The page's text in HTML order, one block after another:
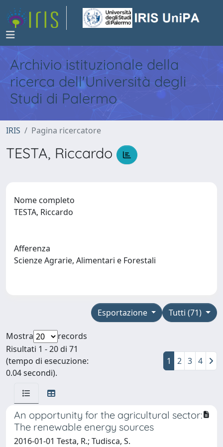
Archivio istituzionale della
ricerca dell'Università degli
Studi di Palermo
IRIS Pagina ricercatore
TESTA, Riccardo
Nome completo
TESTA, Riccardo
Afferenza
Scienze Agrarie, Alimentari e Forestali
Tutti (71)
Esportazione
Mostra
records
Risultati 1 - 20 di 71
(tempo di esecuzione:
0.04 secondi).
1 2 3 4
An opportunity for the agricultural sector:
The renewable energy sources
2016-01-01 Testa, R.; Tudisca, S.